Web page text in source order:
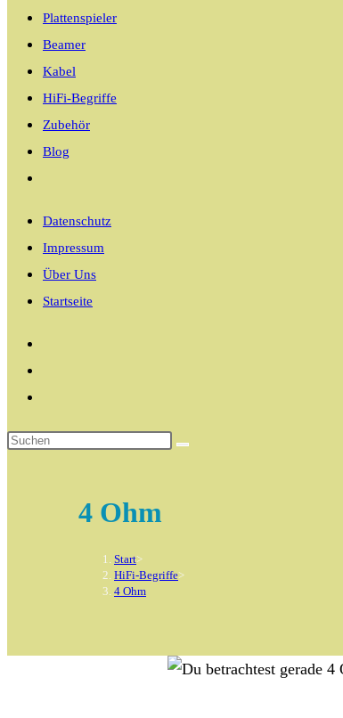
Plattenspieler
Beamer
Kabel
HiFi-Begriffe
Zubehör
Blog
umschalten
Datenschutz
Impressum
Über Uns
Startseite
4 Ohm
Start>
HiFi-Begriffe>
4 Ohm